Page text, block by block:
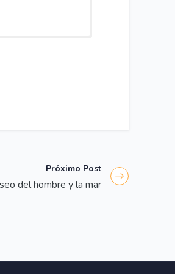
Próximo Post
del hombre y la mar